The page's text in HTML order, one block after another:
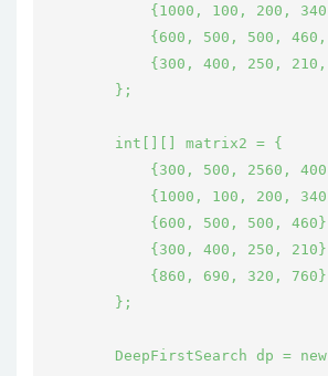
{1000, 100, 200,
{600, 500, 500, 460,
{300, 400, 250,
        };
        int[][] matrix2 = {
{300, 500, 2560,
{1000, 100, 200,
{600, 500, 500,
{300, 400, 250,
            {860, 690, 320, 760}
        };
DeepFirstSearch dp =